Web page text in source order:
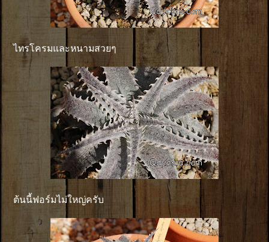
ไทรโครมและหนามสวยๆ
ต้นนี้ฟอร์มไม่ใหญ่ครับ